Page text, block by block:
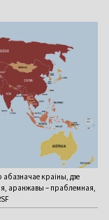
абазначае краіны, дзе
аранжавы – праблемная,